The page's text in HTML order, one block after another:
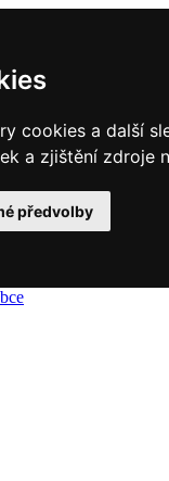
cookies a další
a zjištění zdroje
předvolby